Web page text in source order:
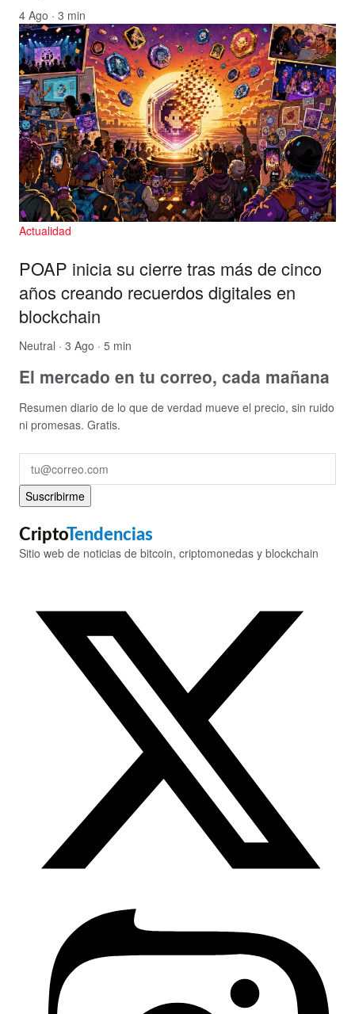
4 Ago · 3 min
Actualidad
POAP inicia su cierre tras más de cinco
años creando recuerdos digitales en
blockchain
Neutral · 3 Ago · 5 min
El mercado en tu correo, cada mañana
Resumen diario de lo que de verdad mueve el precio, sin ruido
ni promesas. Gratis.
Suscribirme
CriptoTendencias
Sitio web de noticias de bitcoin, criptomonedas y blockchain